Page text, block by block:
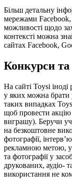
Більш детальну
мережами Facebook,
можливості щодо
контексті можна
сайтах Facebook,
Конкурси та
На сайті Toysi
у яких можна брати
таких випадках
щоб провести акцію
виграшу). Беручи
на безкоштовне
фотографії,
рекламною метою, у
та фотографії у
друкованих, аудіо-
використання не